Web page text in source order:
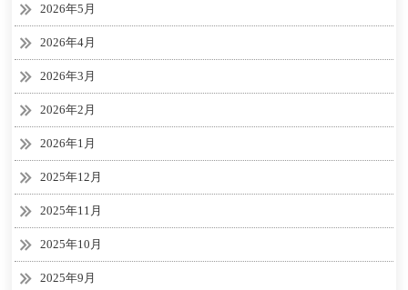
2026年5月
2026年4月
2026年3月
2026年2月
2026年1月
2025年12月
2025年11月
2025年10月
2025年9月